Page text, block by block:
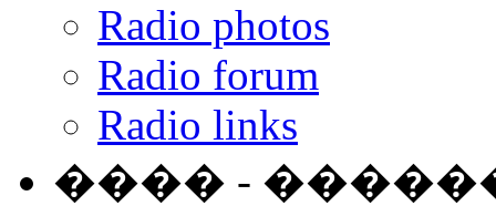
Radio photos
Radio forum
Radio links
���� -